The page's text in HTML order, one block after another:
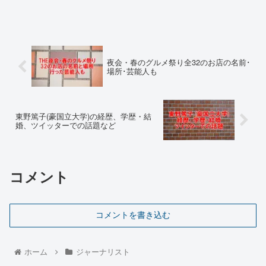
夜会・春のグルメ祭り全32のお店の名前･
場所･芸能人も
東野篤子(豪国立大学)の経歴、学歴・結
婚、ツイッターでの話題など
コメント
コメントを書き込む
ホーム ジャーナリスト